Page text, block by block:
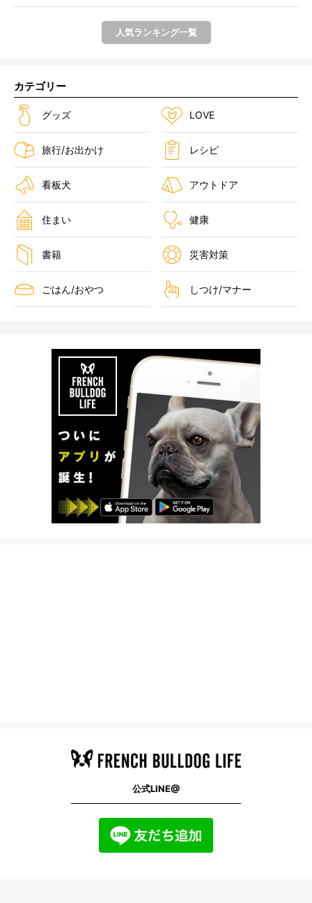
人気ランキング一覧
カテゴリー
グッズ LOVE
旅行/お出かけ レシピ
看板犬 アウトドア
住まい 健康
書籍 災害対策
ごはん/おやつ しつけ/マナー
公式LINE@